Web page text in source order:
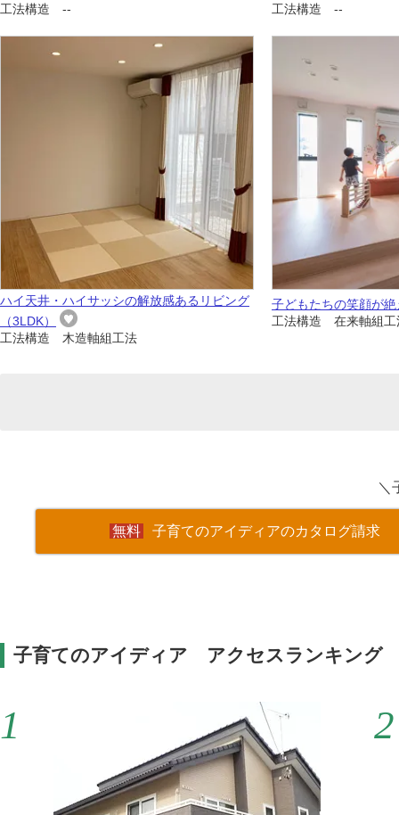
工法構造 --
工法構造 --
ハイ天井・ハイサッシの解放感あるリビング
（3LDK）
工法構造 木造軸組工法
子どもたちの笑顔が
工法構造 在来軸組工
＼
子育てのアイディアのカタログ請求
子育てのアイディア アクセスランキング